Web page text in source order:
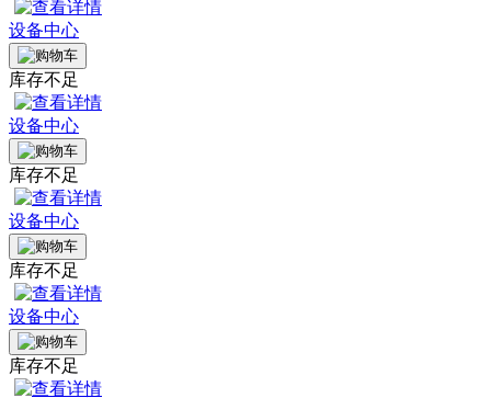
设备中心
库存不足
设备中心
库存不足
设备中心
库存不足
设备中心
库存不足